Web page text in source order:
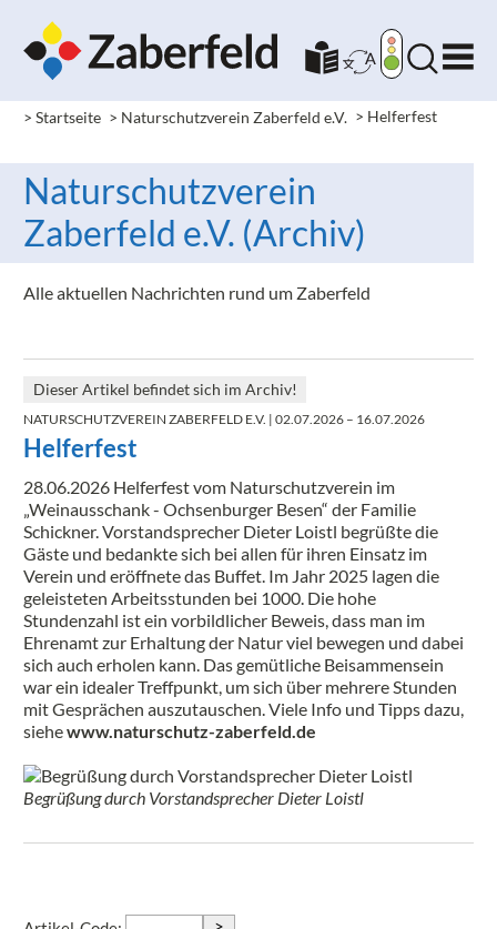
> Startseite > Naturschutzverein Zaberfeld e.V. > Helferfest
Naturschutzverein
Zaberfeld e.V. (Archiv)
Alle aktuellen Nachrichten rund um Zaberfeld
Dieser Artikel befindet sich im Archiv!
NATURSCHUTZVEREIN ZABERFELD E.V. | 02.07.2026 – 16.07.2026
Helferfest
28.06.2026 Helferfest vom Naturschutzverein im
„Weinausschank - Ochsenburger Besen“ der Familie
Schickner. Vorstandsprecher Dieter Loistl begrüßte die
Gäste und bedankte sich bei allen für ihren Einsatz im
Verein und eröffnete das Buffet. Im Jahr 2025 lagen die
geleisteten Arbeitsstunden bei 1000. Die hohe
Stundenzahl ist ein vorbildlicher Beweis, dass man im
Ehrenamt zur Erhaltung der Natur viel bewegen und dabei
sich auch erholen kann. Das gemütliche Beisammensein
war ein idealer Treffpunkt, um sich über mehrere Stunden
mit Gesprächen auszutauschen. Viele Info und Tipps dazu,
siehewww.naturschutz-zaberfeld.de
Begrüßung durch Vorstandsprecher Dieter Loistl